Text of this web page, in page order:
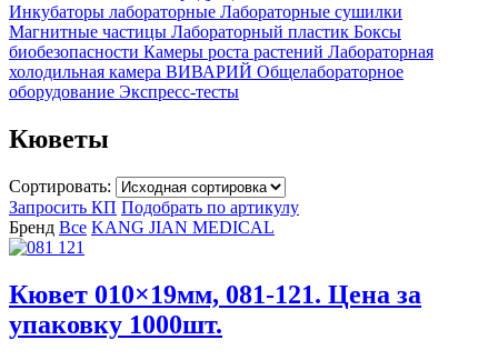
Инкубаторы лабораторные Лабораторные сушилки
Магнитные частицы Лабораторный пластик Боксы
биобезопасности Камеры роста растений Лабораторная
холодильная камера ВИВАРИЙ Общелабораторное
оборудование Экспресс-тесты
Кюветы
Сортировать:
Запросить КП Подобрать по артикулу
Бренд Все KANG JIAN MEDICAL
Кювет 010×19мм, 081-121. Цена за
упаковку 1000шт.